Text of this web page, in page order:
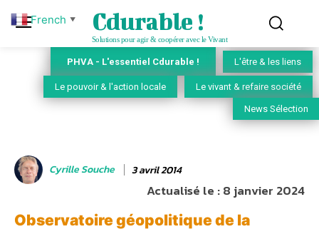
Cdurable !
Solutions pour agir & coopérer avec le Vivant
PHVA - L'essentiel Cdurable ! L'être & les liens
Le pouvoir & l'action locale Le vivant & refaire société
News Sélection
Cyrille Souche 3 avril 2014
Actualisé le :8 janvier 2024
Observatoire géopolitique de la
French ▼